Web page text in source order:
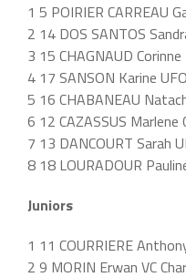
1 5 POIRIER CARREAU
2 14 DOS SANTOS
3 15 CHAGNAUD
4 17 SANSON Karine
5 16 CHABANEAU
6 12 CAZASSUS
7 13 DANCOURT Sarah
8 18 LOURADOUR
Juniors
1 11 COURRIERE
2 9 MORIN Erwan VC